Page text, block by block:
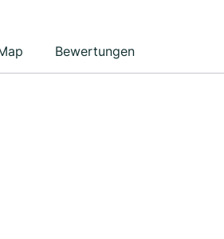
Bewertungen